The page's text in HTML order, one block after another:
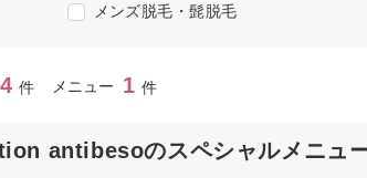
メンズ脱毛・髭脱毛
4 件 メニュー 1 件
antibesoのスペシャルメニュ